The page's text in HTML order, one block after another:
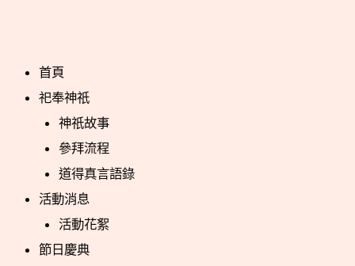
首頁
祀奉神祇
神祇故事
參拜流程
道得真言語錄
活動消息
活動花絮
節日慶典